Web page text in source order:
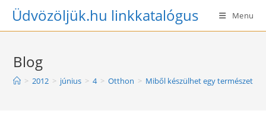
SkipÜdvözöljük.hu linkkatalógus Menu
Blog
> 2012 > június > 4 > Otthon > Miből készülhet egy természetes